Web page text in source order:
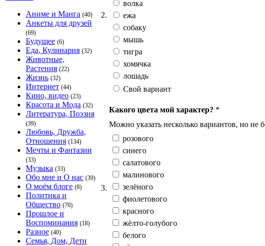
Аниме и Манга (40)
Анкеты для друзей
(69)
Будущее (6)
Еда, Кулинария (32)
Животные,
Растения (22)
Жизнь (32)
Интернет (44)
Кино, видео (23)
Красота и Мода (32)
Литература, Поэзия
(39)
Любовь, Дружба,
Отношения (134)
Мечты и Фантазии
(33)
Музыка (33)
Обо мне и О нас (39)
О моём блоге (8)
Политика и
Общество (70)
Прошлое и
Воспоминания (18)
Разное (40)
Семья, Дом, Дети
2.
волка
ежа
собаку
мышь
тигра
хомячка
лошадь
Свой вариант
3.
Какого цвета мой характер? *
Можно указать несколько вариантов, но не
розового
синего
салатового
малинового
зелёного
фиолетового
красного
жёлто-голубого
белого